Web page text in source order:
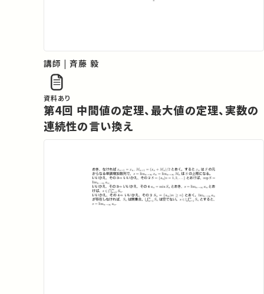
講師 | 斉藤 毅
資料あり
第4回 中間値の定理、最大値の定理、実数の
連続性の言い換え